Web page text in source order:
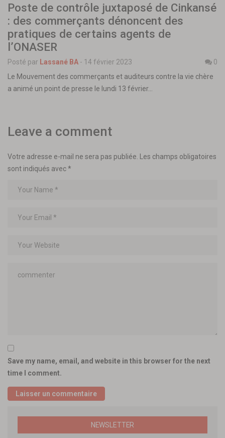
Poste de contrôle juxtaposé de Cinkansé
: des commerçants dénoncent des
pratiques de certains agents de
l’ONASER
Posté par Lassané BA - 14 février 2023
0
Le Mouvement des commerçants et auditeurs contre la vie chère
a animé un point de presse le lundi 13 février…
Leave a comment
Votre adresse e-mail ne sera pas publiée.
Les champs obligatoires
sont indiqués avec*
Save my name, email, and website in this browser for the next
time I comment.
NEWSLETTER